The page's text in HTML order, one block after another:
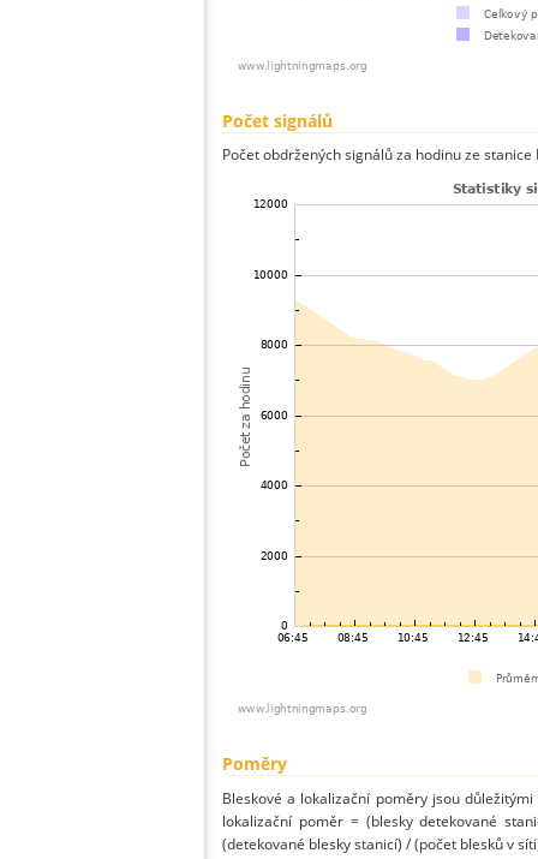
Počet signálů
Počet obdržených signálů za hodinu ze
Poměry
Bleskové a lokalizační poměry jsou
lokalizační poměr = (blesky detekované
(detekované blesky stanicí) / (počet blesků v